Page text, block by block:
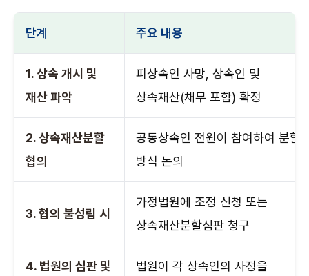
단계 주요 내용
1. 상속 개시 및
재산 파악
피상속인 사망, 상속인 및
상속재산(채무 포함) 확정
2. 상속재산분할
협의
공동상속인 전원이 참여하여 분할
방식 논의
3. 협의 불성립 시
가정법원에 조정 신청 또는
상속재산분할심판 청구
4. 법원의 심판 및 법원이 각 상속인의 사정을